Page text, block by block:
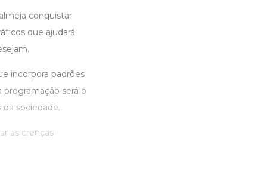
conquistar
que ajudará
incorpora padrões
será o
sociedade.
as crenças